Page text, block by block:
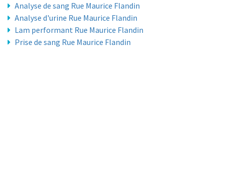
Analyse de sang Rue Maurice Flandin
Analyse d'urine Rue Maurice Flandin
Lam performant Rue Maurice Flandin
Prise de sang Rue Maurice Flandin